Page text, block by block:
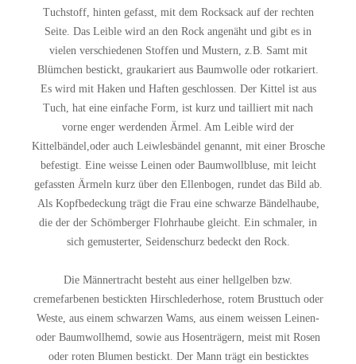
Tuchstoff, hinten gefasst, mit dem Rocksack auf der rechten
Seite. Das Leible wird an den Rock angenäht und gibt es in
vielen verschiedenen Stoffen und Mustern, z.B. Samt mit
Blümchen bestickt, graukariert aus Baumwolle oder rotkariert.
Es wird mit Haken und Haften geschlossen. Der Kittel ist aus
Tuch, hat eine einfache Form, ist kurz und tailliert mit nach
vorne enger werdenden Ärmel. Am Leible wird der
Kittelbändel,oder auch Leiwlesbändel genannt, mit einer Brosche
befestigt. Eine weisse Leinen oder Baumwollbluse, mit leicht
gefassten Ärmeln kurz über den Ellenbogen, rundet das Bild ab.
Als Kopfbedeckung trägt die Frau eine schwarze Bändelhaube,
die der der Schömberger Flohrhaube gleicht. Ein schmaler, in
sich gemusterter, Seidenschurz bedeckt den Rock.
Die Männertracht besteht aus einer hellgelben bzw.
cremefarbenen bestickten Hirschlederhose, rotem Brusttuch oder
Weste, aus einem schwarzen Wams, aus einem weissen Leinen-
oder Baumwollhemd, sowie aus Hosenträgern, meist mit Rosen
oder roten Blumen bestickt. Der Mann trägt ein besticktes